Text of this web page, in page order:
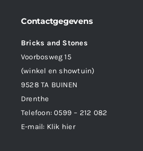
Contactgegevens
Bricks and Stones
Voorbosweg 15
(winkel en showtuin)
9528 TA BUINEN
Drenthe
Telefoon:0599 – 212 082
E-mail: Klik hier